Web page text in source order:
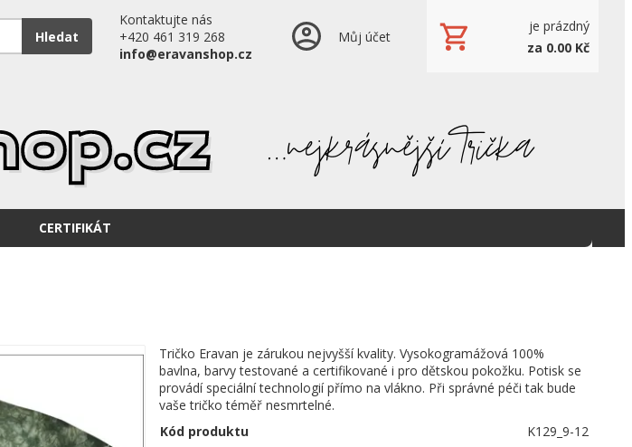
Hledat
Kontaktujte nás
+420 461 319 268
info@eravanshop.cz
Můj účet
je prázdný
za 0.00 Kč
CERTIFIKÁT
Tričko Eravan je zárukou nejvyšší kvality. Vysokogramážová 100%
bavlna, barvy testované a certifikované i pro dětskou pokožku. Potisk se
provádí speciální technologií přímo na vlákno. Při správné péči tak bude
vaše tričko téměř nesmrtelné.
Kód produktu
K129_9-12